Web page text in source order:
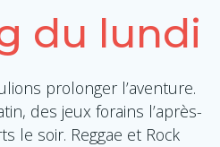
du lundi
prolonger l’aventure.
des jeux forains l’après-
le soir. Reggae et Rock